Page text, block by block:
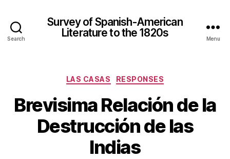
Search
Survey of Spanish-American
Literature to the 1820s
Menu
Categories
LAS CASAS RESPONSES
Brevisima Relación de la
Destrucción de las
Indias